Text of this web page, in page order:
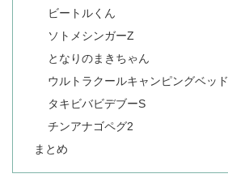
ビートルくん
ソトメシンガーZ
となりのまきちゃん
ウルトラクールキャンピングベッド
タキビバビデブーS
チンアナゴペグ2
まとめ